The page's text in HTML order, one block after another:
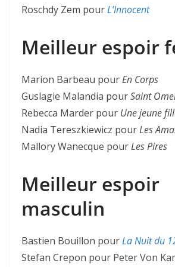
Roschdy Zem pourL’Innocent
Meilleur espoir
Marion Barbeau pourEn Corps
Guslagie Malandia pourSaint
Rebecca Marder pour Une jeune
Nadia Tereszkiewicz pourLes
Mallory Wanecque pourLes Pires
Meilleur espoir
masculin
Bastien Bouillon pourLa Nuit du
Stefan Crepon pour Peter Von